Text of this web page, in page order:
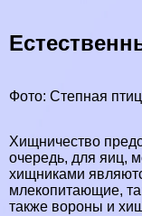
Фото: Степная
Хищничество
очередь, для яиц,
хищниками
млекопитающие,
также вороны и